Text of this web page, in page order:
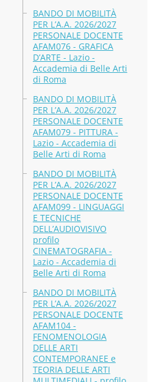
BANDO DI MOBILITÀ
PER L’A.A. 2026/2027
PERSONALE DOCENTE
AFAM076 - GRAFICA
D’ARTE - Lazio -
Accademia di Belle Arti
di Roma
BANDO DI MOBILITÀ
PER L’A.A. 2026/2027
PERSONALE DOCENTE
AFAM079 - PITTURA -
Lazio - Accademia di
Belle Arti di Roma
BANDO DI MOBILITÀ
PER L’A.A. 2026/2027
PERSONALE DOCENTE
AFAM099 - LINGUAGGI
E TECNICHE
DELL’AUDIOVISIVO
profilo
CINEMATOGRAFIA -
Lazio - Accademia di
Belle Arti di Roma
BANDO DI MOBILITÀ
PER L’A.A. 2026/2027
PERSONALE DOCENTE
AFAM104 -
FENOMENOLOGIA
DELLE ARTI
CONTEMPORANEE e
TEORIA DELLE ARTI